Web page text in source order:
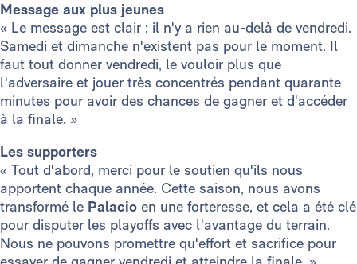
Message aux plus jeunes
« Le message est clair : il n'y a rien au-delà de vendredi.
Samedi et dimanche n'existent pas pour le moment. Il
faut tout donner vendredi, le vouloir plus que
l'adversaire et jouer très concentrés pendant quarante
minutes pour avoir des chances de gagner et d'accéder
à la finale. »
Les supporters
« Tout d'abord, merci pour le soutien qu'ils nous
apportent chaque année. Cette saison, nous avons
transformé le Palacio en une forteresse, et cela a été clé
pour disputer les playoffs avec l'avantage du terrain.
Nous ne pouvons promettre qu'effort et sacrifice pour